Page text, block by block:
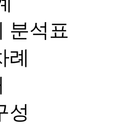
분석표
례
성